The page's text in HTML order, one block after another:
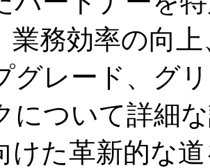
業務効率の向
グレード、グ
について詳細
けた革新的な